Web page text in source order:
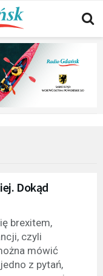
Dokąd
brexitem,
czyli
mówić
z pytań,